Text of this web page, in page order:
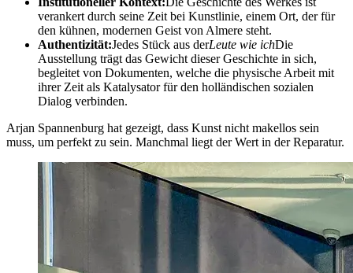
verankert durch seine Zeit bei Kunstlinie, einem Ort, der für
den kühnen, modernen Geist von Almere steht.
Authentizität:Jedes Stück aus derLeute wie ichDie
Ausstellung trägt das Gewicht dieser Geschichte in sich,
begleitet von Dokumenten, welche die physische Arbeit mit
ihrer Zeit als Katalysator für den holländischen sozialen
Dialog verbinden.
Arjan Spannenburg hat gezeigt, dass Kunst nicht makellos sein
muss, um perfekt zu sein. Manchmal liegt der Wert in der Reparatur.